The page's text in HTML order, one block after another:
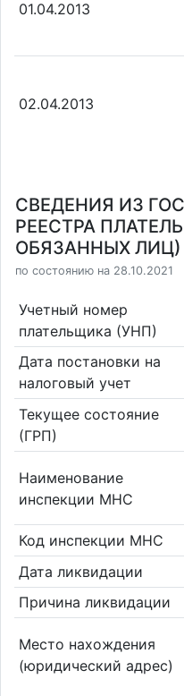
01.04.2013
02.04.2013
СВЕДЕНИЯ ИЗ
РЕЕСТРА
ОБЯЗАННЫХ ЛИЦ)
по состоянию на 28.10.2021
Учетный номер
плательщика (УНП)
Дата постановки на
налоговый учет
Текущее состояние
(ГРП)
Наименование
инспекции МНС
Код инспекции МНС
Дата ликвидации
Причина ликвидации
Место нахождения
(юридический адрес)